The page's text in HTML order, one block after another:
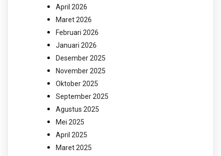
April 2026
Maret 2026
Februari 2026
Januari 2026
Desember 2025
November 2025
Oktober 2025
September 2025
Agustus 2025
Mei 2025
April 2025
Maret 2025